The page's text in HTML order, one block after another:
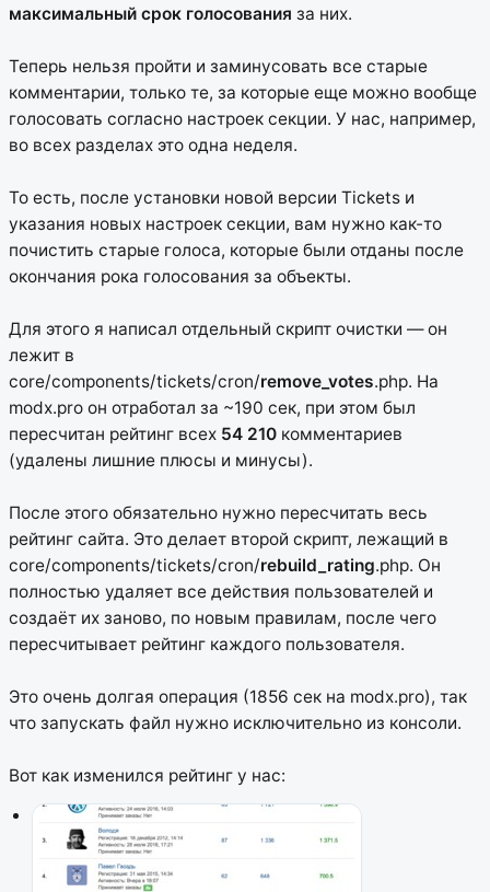
максимальный срок голосования за них.
Теперь нельзя пройти и заминусовать все старые
комментарии, только те, за которые еще можно вообще
голосовать согласно настроек секции. У нас, например,
во всех разделах это одна неделя.
То есть, после установки новой версии Tickets и
указания новых настроек секции, вам нужно как-то
почистить старые голоса, которые были отданы после
окончания рока голосования за объекты.
Для этого я написал отдельный скрипт очистки — он
лежит в
core/components/tickets/cron/remove_votes.php. На
modx.pro он отработал за ~190 сек, при этом был
пересчитан рейтинг всех 54 210 комментариев
(удалены лишние плюсы и минусы).
После этого обязательно нужно пересчитать весь
рейтинг сайта. Это делает второй скрипт, лежащий в
core/components/tickets/cron/rebuild_rating.php. Он
полностью удаляет все действия пользователей и
создаёт их заново, по новым правилам, после чего
пересчитывает рейтинг каждого пользователя.
Это очень долгая операция (1856 сек на modx.pro), так
что запускать файл нужно исключительно из консоли.
Вот как изменился рейтинг у нас: